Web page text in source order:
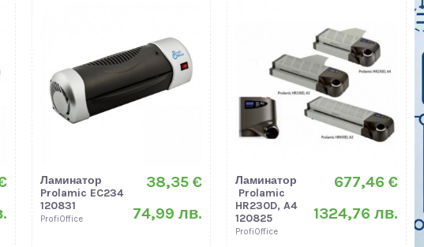
Ламинатор
Prolamic EC234
120831
ProfiOffice
38,35 €
74,99 лв.
Ламинатор
Prolamic
HR230D, A4
120825
ProfiOffice
677,46 €
1324,76 лв.